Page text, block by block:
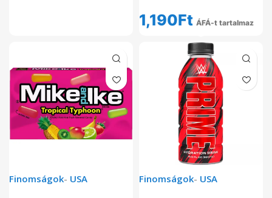
1,190Ft ÁFÁ-t tartalmaz
Finomságok- USA Finomságok- USA